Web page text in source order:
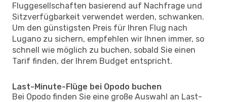
Fluggesellschaften basierend auf Nachfrage und
Sitzverfügbarkeit verwendet werden, schwanken.
Um den günstigsten Preis für Ihren Flug nach
Lugano zu sichern, empfehlen wir Ihnen immer, so
schnell wie möglich zu buchen, sobald Sie einen
Tarif finden, der Ihrem Budget entspricht.
Last-Minute-Flüge bei Opodo buchen
Bei Opodo finden Sie eine große Auswahl an Last-